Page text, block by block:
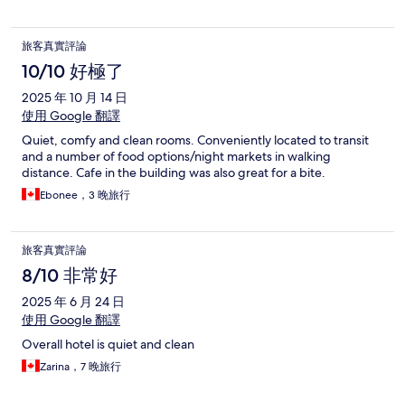
旅客真實評論
10/10 好極了
2025 年 10 月 14 日
使用 Google 翻譯
Quiet, comfy and clean rooms. Conveniently located to transit
and a number of food options/night markets in walking
distance. Cafe in the building was also great for a bite.
Ebonee，3 晚旅行
旅客真實評論
8/10 非常好
2025 年 6 月 24 日
使用 Google 翻譯
Overall hotel is quiet and clean
Zarina，7 晚旅行